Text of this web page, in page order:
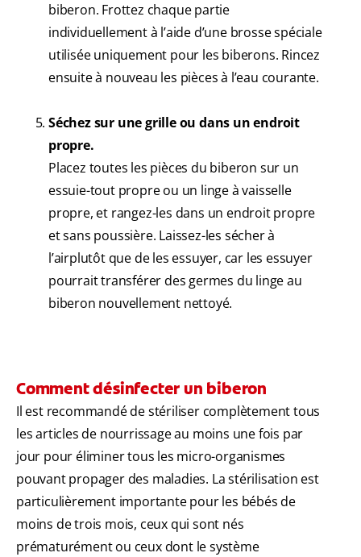
biberon. Frottez chaque partie
individuellement à l’aide d’une brosse spéciale
utilisée uniquement pour les biberons. Rincez
ensuite à nouveau les pièces à l’eau courante.
Séchez sur une grille ou dans un endroit
propre.
Placez toutes les pièces du biberon sur un
essuie-tout propre ou un linge à vaisselle
propre, et rangez-les dans un endroit propre
et sans poussière. Laissez-les sécher à
l’airplutôt que de les essuyer, car les essuyer
pourrait transférer des germes du linge au
biberon nouvellement nettoyé.
Comment désinfecter un biberon
Il est recommandé de stériliser complètement tous
les articles de nourrissage au moins une fois par
jour pour éliminer tous les micro-organismes
pouvant propager des maladies. La stérilisation est
particulièrement importante pour les bébés de
moins de trois mois, ceux qui sont nés
prématurément ou ceux dont le système